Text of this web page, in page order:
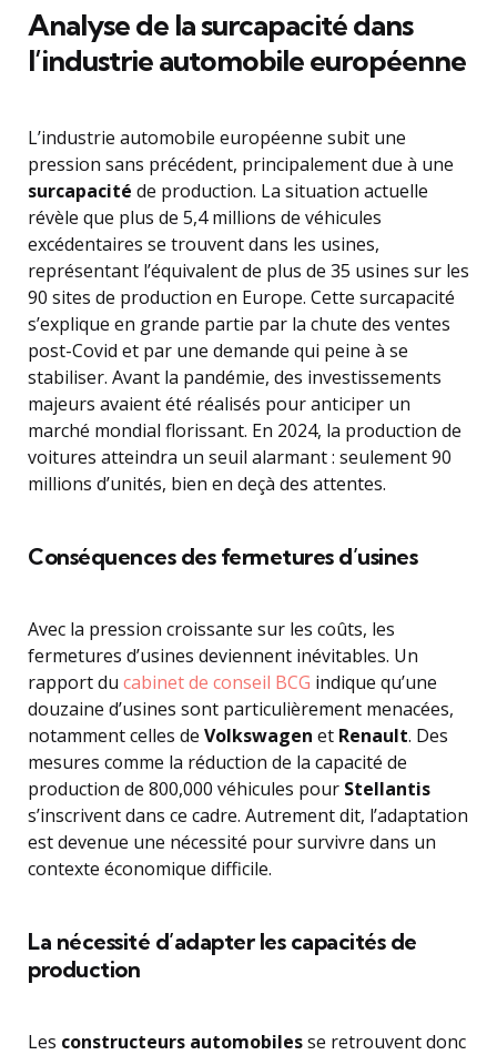
Analyse de la surcapacité dans
l’industrie automobile européenne
L’industrie automobile européenne subit une
pression sans précédent, principalement due à une
surcapacité de production. La situation actuelle
révèle que plus de 5,4 millions de véhicules
excédentaires se trouvent dans les usines,
représentant l’équivalent de plus de 35 usines sur les
90 sites de production en Europe. Cette surcapacité
s’explique en grande partie par la chute des ventes
post-Covid et par une demande qui peine à se
stabiliser. Avant la pandémie, des investissements
majeurs avaient été réalisés pour anticiper un
marché mondial florissant. En 2024, la production de
voitures atteindra un seuil alarmant : seulement 90
millions d’unités, bien en deçà des attentes.
Conséquences des fermetures d’usines
Avec la pression croissante sur les coûts, les
fermetures d’usines deviennent inévitables. Un
rapport du cabinet de conseil BCG indique qu’une
douzaine d’usines sont particulièrement menacées,
notamment celles de Volkswagen et Renault. Des
mesures comme la réduction de la capacité de
production de 800,000 véhicules pour Stellantis
s’inscrivent dans ce cadre. Autrement dit, l’adaptation
est devenue une nécessité pour survivre dans un
contexte économique difficile.
La nécessité d’adapter les capacités de
production
Les constructeurs automobilesse retrouvent donc